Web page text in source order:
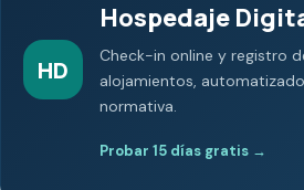
HD
Hospedaje
Check-in online y registro
alojamientos,
normativa.
Probar 15 días gratis →